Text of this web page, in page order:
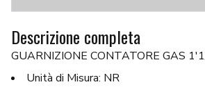
Descrizione completa
GUARNIZIONE CONTATORE GAS
Unità di Misura: NR